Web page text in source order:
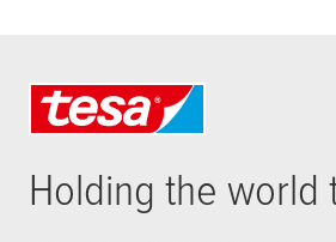
Holding the world